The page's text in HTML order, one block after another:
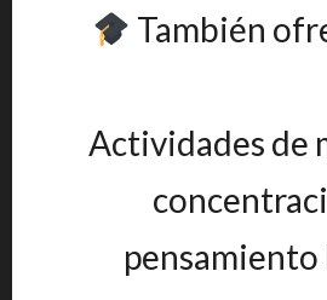
También
Actividades de
pensamiento